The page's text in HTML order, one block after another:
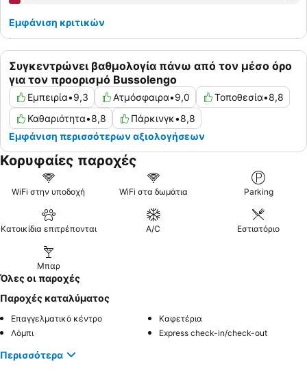
Συγκεντρώνει βαθμολογία πάνω από τον μέσο όρο
για τον προορισμό Bussolengo
Εμπειρία•9,3 Ατμόσφαιρα•9,0 Τοποθεσία•8,8
Καθαριότητα•8,8 Πάρκινγκ•8,8
Εμφάνιση περισσότερων αξιολογήσεων
Εμφάνιση κριτικών
Κορυφαίες παροχές
WiFi στην υποδοχή WiFi στα δωμάτια Parking
Κατοικίδια επιτρέπονται A/C Εστιατόριο
Μπαρ
Όλες οι παροχές
Παροχές καταλύματος
Επαγγελματικό κέντρο
Καφετέρια
Λόμπι
Express check-in/check-out
Περισσότερα